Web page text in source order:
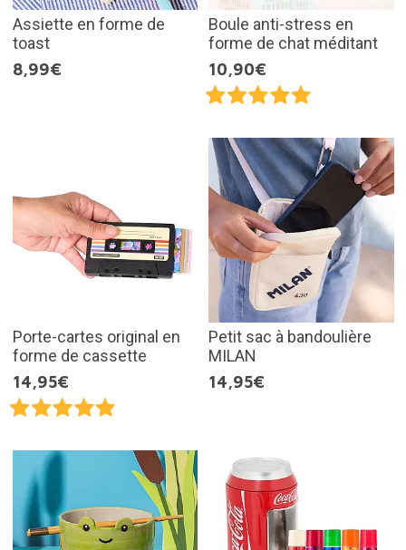
Assiette en forme de
toast
8,99€
Boule anti-stress en
forme de chat méditant
10,90€
Porte-cartes original en
forme de cassette
14,95€
Petit sac à bandoulière
MILAN
14,95€